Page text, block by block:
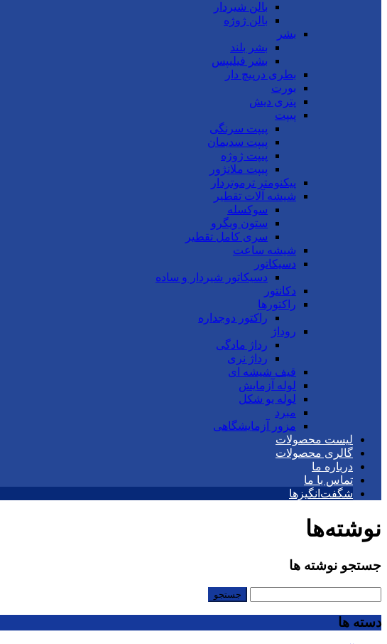
بالن شیردار
بالن ژوژه
بشر
بشر بلند
بشر فیلیپس
بطری درپیچ دار
بورت
پتری دیش
پیپت
پیپت سرنگی
پیپت سدیمان
پیپت ژوژه
پیپت ملانژور
پیکنومتر ترموتردار
شیشه آلات تقطیر
سوکسله
ستون ویگرو
سری کامل تقطیر
شیشه ساعت
دسیکاتور
دسیکاتور شیردار و ساده
دکانتور
راکتورها
راکتور دوجداره
روداژ
رداژ مادگی
رداژ نری
قیف شیشه ای
لوله آزمایش
لوله یو شکل
مبرد
مزور آزمایشگاهی
لیست محصولات
گالری محصولات
درباره ما
تماس با ما
شگفت‌انگیزها
نوشته‌ها
جستجو نوشته ها
دسته ها